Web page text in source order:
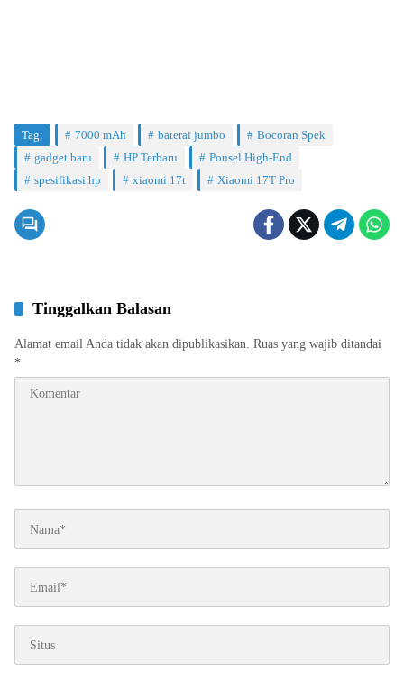
Tag: 7000 mAh baterai jumbo
Bocoran Spek
gadget baru
HP Terbaru
Ponsel High-End
spesifikasi hp
xiaomi 17t Xiaomi 17T Pro
Tinggalkan Balasan
Alamat email Anda tidak akan dipublikasikan. Ruas yang wajib ditandai
*